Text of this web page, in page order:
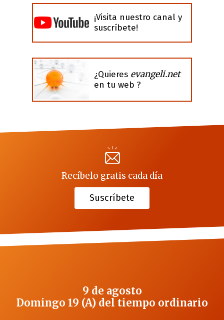
¡Visita nuestro canal y
suscríbete!
¿Quieres evangeli.net
en tu web ?
Recíbelo gratis cada día
Suscríbete
9 de agosto
Domingo 19 (A) del tiempo ordinario